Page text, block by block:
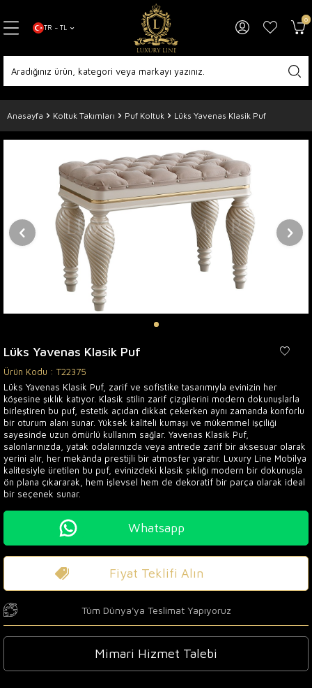
TR − TL
0
Anasayfa Koltuk Takımları Puf Koltuk Lüks Yavenas Klasik Puf
Lüks Yavenas Klasik Puf
Ürün Kodu : T22375
Lüks Yavenas Klasik Puf, zarif ve sofistike tasarımıyla evinizin her
köşesine şıklık katıyor. Klasik stilin zarif çizgilerini modern dokunuşlarla
birleştiren bu puf, estetik açıdan dikkat çekerken aynı zamanda konforlu
bir oturum alanı sunar. Yüksek kaliteli kumaşı ve mükemmel işçiliği
sayesinde uzun ömürlü kullanım sağlar. Yavenas Klasik Puf,
salonlarınızda, yatak odalarınızda veya antrede zarif bir aksesuar olarak
yerini alır, her mekânda prestijli bir atmosfer yaratır. Luxury Line Mobilya
kalitesiyle üretilen bu puf, evinizdeki klasik şıklığı modern bir dokunuşla
ön plana çıkararak, hem işlevsel hem de dekoratif bir parça olarak ideal
bir seçenek sunar.
Whatsapp
Fiyat Teklifi Alın
Tüm Dünya'ya Teslimat Yapıyoruz
Mimari Hizmet Talebi